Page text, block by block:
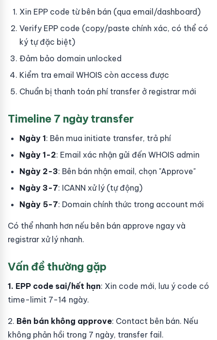
Xin EPP code từ bên bán (qua email/dashboard)
Verify EPP code (copy/paste chính xác, có thể có
ký tự đặc biệt)
Đảm bảo domain unlocked
Kiểm tra email WHOIS còn access được
Chuẩn bị thanh toán phí transfer ở registrar mới
Timeline 7 ngày transfer
Ngày 1: Bên mua initiate transfer, trả phí
Ngày 1-2: Email xác nhận gửi đến WHOIS admin
Ngày 2-3: Bên bán nhận email, chọn "Approve"
Ngày 3-7: ICANN xử lý (tự động)
Ngày 5-7: Domain chính thức trong account mới
Có thể nhanh hơn nếu bên bán approve ngay và
registrar xử lý nhanh.
Vấn đề thường gặp
1. EPP code sai/hết hạn: Xin code mới, lưu ý code có
time-limit 7-14 ngày.
2. Bên bán không approve: Contact bên bán. Nếu
không phản hồi trong 7 ngày, transfer fail.